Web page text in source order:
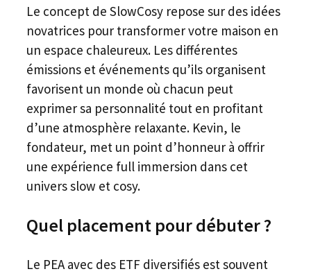
Le concept de SlowCosy repose sur des idées
novatrices pour transformer votre maison en
un espace chaleureux. Les différentes
émissions et événements qu’ils organisent
favorisent un monde où chacun peut
exprimer sa personnalité tout en profitant
d’une atmosphère relaxante. Kevin, le
fondateur, met un point d’honneur à offrir
une expérience full immersion dans cet
univers slow et cosy.
Quel placement pour débuter ?
Le PEA avec des ETF diversifiés est souvent